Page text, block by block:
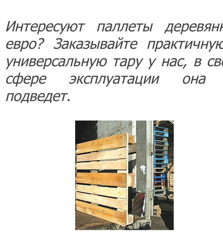
Интересуют паллеты
евро? Заказывайте
универсальную тару у нас, в
сфере эксплуатации она
подведет.